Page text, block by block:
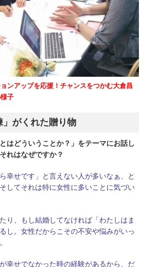
ンアップを応援！チャンスをつかむ大倉昌
子
がくれた贈り物
はどういうことか？」をテーマにお話し
れはなぜですか？
幸せです」と言えない人が多いなぁ、と
してそれは特に女性に多いことに気づい
り、もし結婚してなければ「わたしはま
し。女性だからこその不安や悩みがいっ
幸せでなかった時の経験があるから、だ